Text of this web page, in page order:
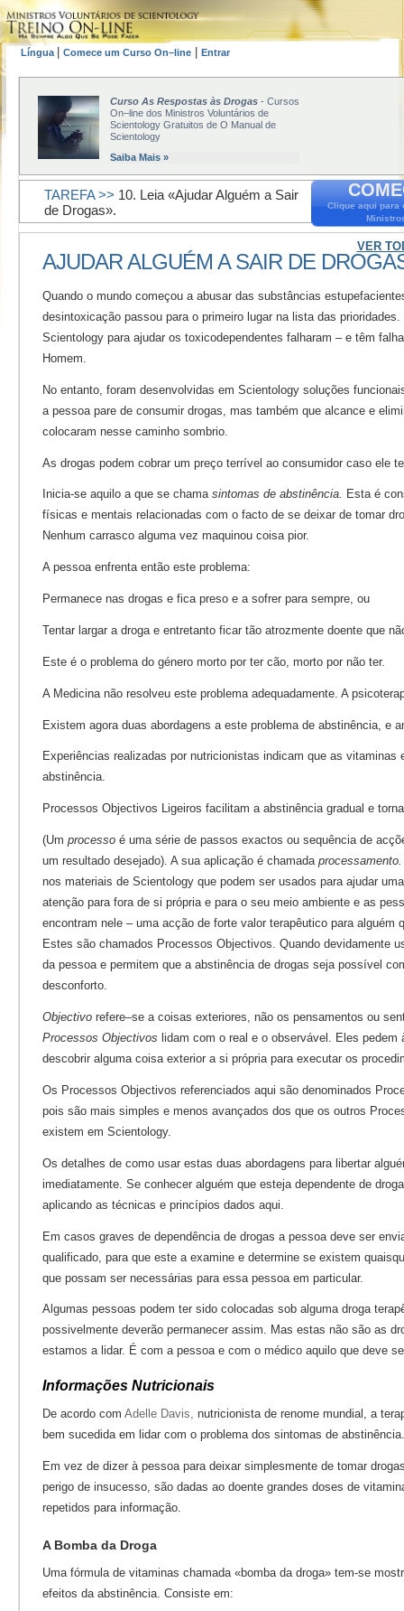
Língua Comece um Curso On–line Entrar
Curso As Respostas às Drogas - Cursos
On–line dos Ministros Voluntários de
Scientology Gratuitos de O Manual de
Scientology
Saiba Mais »
Clique aqui para
VER
TAREFA >> 10. Leia «Ajudar Alguém a Sair
de Drogas».
AJUDAR ALGUÉM A SAIR DE
Quando o mundo começou a abusar das substâncias
desintoxicação passou para o primeiro lugar na lista das
Scientology para ajudar os toxicodependentes falharam – e têm
Homem.
No entanto, foram desenvolvidas em Scientology soluções
a pessoa pare de consumir drogas, mas também que alcance e
colocaram nesse caminho sombrio.
As drogas podem cobrar um preço terrível ao consumidor caso ele
Inicia-se aquilo a que se chama sintomas de abstinência. Esta é
físicas e mentais relacionadas com o facto de se deixar de tomar
Nenhum carrasco alguma vez maquinou coisa pior.
A pessoa enfrenta então este problema:
Permanece nas drogas e fica preso e a sofrer para sempre, ou
Tentar largar a droga e entretanto ficar tão atrozmente doente que
Este é o problema do género morto por ter cão, morto por não ter.
A Medicina não resolveu este problema adequadamente. A
Existem agora duas abordagens a este problema de abstinência, e
Experiências realizadas por nutricionistas indicam que as vitaminas
abstinência.
Processos Objectivos Ligeiros facilitam a abstinência gradual e
(Um processo é uma série de passos exactos ou sequência de
um resultado desejado). A sua aplicação é chamadaprocessamento.
nos materiais de Scientology que podem ser usados para ajudar
atenção para fora de si própria e para o seu meio ambiente e as
encontram nele – uma acção de forte valor terapêutico para alguém
Estes são chamados Processos Objectivos. Quando devidamente
da pessoa e permitem que a abstinência de drogas seja possível
desconforto.
Objectivo refere–se a coisas exteriores, não os pensamentos ou
Processos Objectivos lidam com o real e o observável. Eles pedem
descobrir alguma coisa exterior a si própria para executar os
Os Processos Objectivos referenciados aqui são denominados
pois são mais simples e menos avançados dos que os outros
existem em Scientology.
Os detalhes de como usar estas duas abordagens para libertar
imediatamente. Se conhecer alguém que esteja dependente de
aplicando as técnicas e princípios dados aqui.
Em casos graves de dependência de drogas a pessoa deve ser
qualificado, para que este a examine e determine se existem
que possam ser necessárias para essa pessoa em particular.
Algumas pessoas podem ter sido colocadas sob alguma droga
possivelmente deverão permanecer assim. Mas estas não são as
estamos a lidar. É com a pessoa e com o médico aquilo que deve
Informações Nutricionais
De acordo com Adelle Davis, nutricionista de renome mundial, a
bem sucedida em lidar com o problema dos sintomas de
Em vez de dizer à pessoa para deixar simplesmente de tomar
perigo de insucesso, são dadas ao doente grandes doses de
repetidos para informação.
A Bomba da Droga
Uma fórmula de vitaminas chamada «bomba da droga» tem-se
efeitos da abstinência. Consiste em: